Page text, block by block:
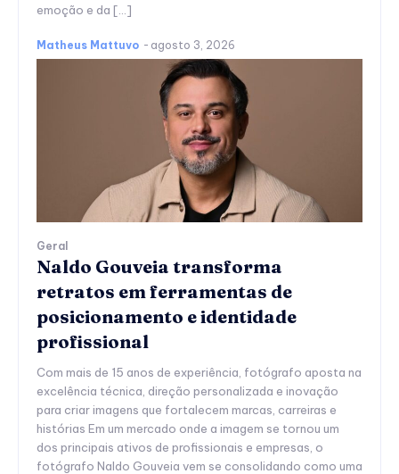
emoção e da […]
Matheus Mattuvo - agosto 3, 2026
Geral
Naldo Gouveia transforma
retratos em ferramentas de
posicionamento e identidade
profissional
Com mais de 15 anos de experiência, fotógrafo aposta na
excelência técnica, direção personalizada e inovação
para criar imagens que fortalecem marcas, carreiras e
histórias Em um mercado onde a imagem se tornou um
dos principais ativos de profissionais e empresas, o
fotógrafo Naldo Gouveia vem se consolidando como uma